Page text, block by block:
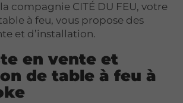
compagnie CITÉ DU FEU, votre
à feu, vous propose des
et d’installation.
en vente et
de table à feu à